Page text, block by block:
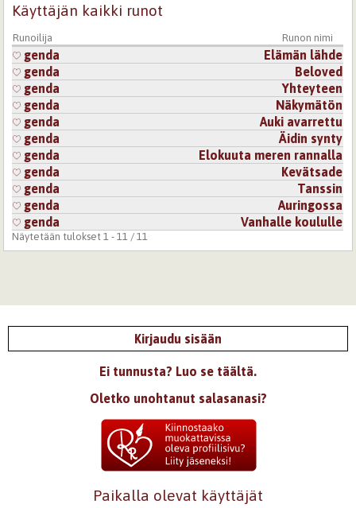
Käyttäjän kaikki runot
Runoilija Runon nimi
genda
Elämän lähde
genda
Beloved
genda
Yhteyteen
genda
Näkymätön
genda
Auki avarrettu
genda
Äidin synty
genda
Elokuuta meren rannalla
genda
Kevätsade
genda
Tanssin
genda
Auringossa
genda
Vanhalle koululle
Näytetään tulokset 1 - 11 / 11
Kirjaudu sisään
Ei tunnusta? Luo se täältä.
Oletko unohtanut salasanasi?
Paikalla olevat käyttäjät